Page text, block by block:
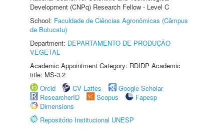
Development (CNPq) Research Fellow - Level C
School: Faculdade de Ciências Agronômicas (Câmpus
de Botucatu)
Department: DEPARTAMENTO DE PRODUÇÃO
VEGETAL
Academic Appointment Category: RDIDP Academic
title: MS-3.2
Orcid
CV Lattes
Google Scholar
ResearcherID
Scopus
Fapesp
Dimensions
Repositório Institucional UNESP